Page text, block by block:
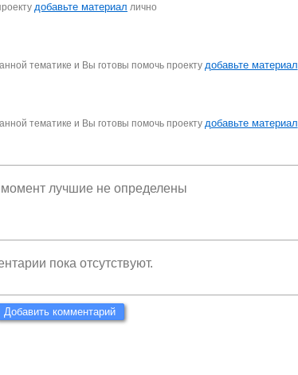
добавьте материал лично
тематике и Вы готовы помочь проекту добавьте материал
тематике и Вы готовы помочь проекту добавьте материал
лучшие не определены
пока отсутствуют.
Добавить комментарий